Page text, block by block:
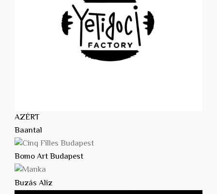
AZÉRT
Baantal
Bomo Art Budapest
Buzás Aliz